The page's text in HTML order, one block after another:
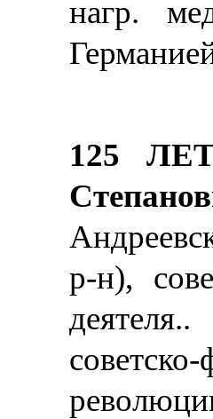
нагр.
125
р-н),